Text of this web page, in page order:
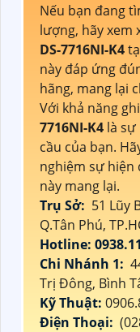
Nếu bạn đang
lượng, hãy xem
DS-7716NI-K4
này đáp ứng
hãng, mang lại
Với khả năng
7716NI-K4 là
cầu của bạn.
nghiệm sự hiện
này mang lại.
Trụ Sở: 51 Lũy
Q.Tân Phú,
Hotline:
Chi Nhánh 1:
Trị Đông, Bình
Kỹ Thuật:
Điện Thoại: